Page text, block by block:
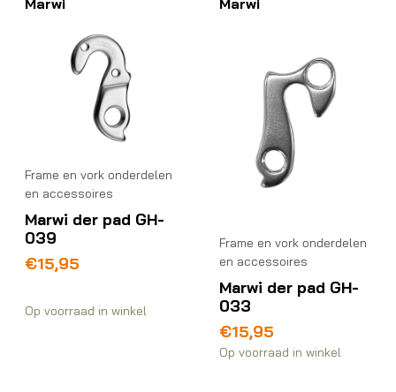
populariteit
Marwi
Frame en vork onderdelen
en accessoires
Marwi der pad GH-
039
€15,95
Op voorraad in winkel
Marwi
Frame en vork onderdelen
en accessoires
Marwi der pad GH-
033
€15,95
Op voorraad in winkel